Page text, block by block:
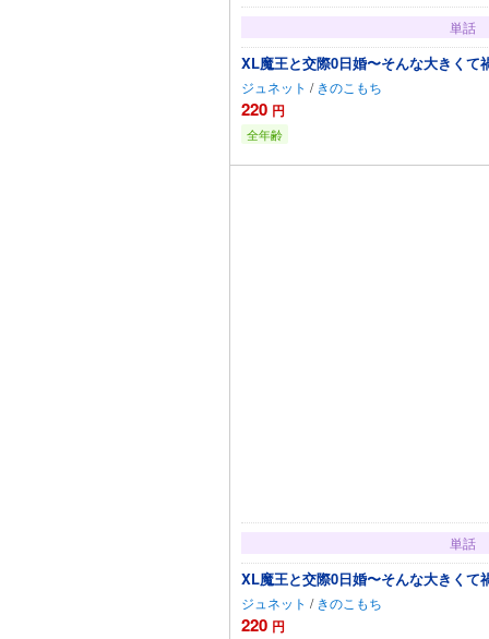
単話
XL魔王と交際0日婚〜そんな大きくて
ジュネット / きのこもち
220 円
全年齢
単話
XL魔王と交際0日婚〜そんな大きくて
ジュネット / きのこもち
220 円